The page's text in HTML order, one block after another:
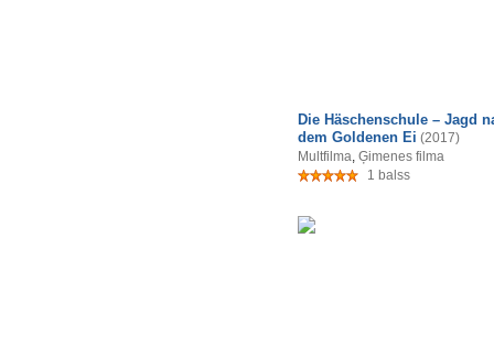
Die Häschenschule – Jagd
dem Goldenen Ei (2017)
Multfilma, Ģimenes filma
1 balss